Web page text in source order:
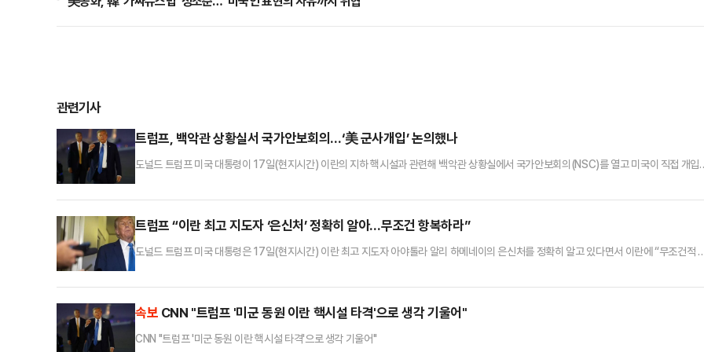
관련기사
트럼프, 백악관 상황실서 국가안보회의…‘美 군사개입’ 논의했나
도널드 트럼프 미국 대통령이 17일(현지시간) 이란의 지하 핵시설과 관련해 백악관 상황실에서 국가안보회의(NSC)를 열고 미국이 직접 개입
따르면 미 백악관은 이날 오후 시작된 회의는 1시간 20분가량 진행됐다고 밝혔다. 이번 회의에서는 이스라엘과 이란의 충돌 격화 및 중동 위기
트럼프 “이란 최고 지도자 ‘은신처’ 정확히 알아…무조건 항복하라”
도널드 트럼프 미국 대통령은 17일(현지시간) 이란 최고 지도자 아야톨라 알리 하메네이의 은신처를 정확히 알고 있다면서 이란에 “무조건적
BBC방송 등에 따르면 트럼프 대통령은 이날 자신 소유의 소셜미디어(SNS) 트루스소셜을 통해 “우리는 이른바 ‘최고 지도자’가 어디에 숨어 있
속보 CNN "트럼프 '미군 동원 이란 핵시설 타격'으로 생각 기울어"
CNN "트럼프 '미군 동원 이란 핵시설 타격'으로 생각 기울어"